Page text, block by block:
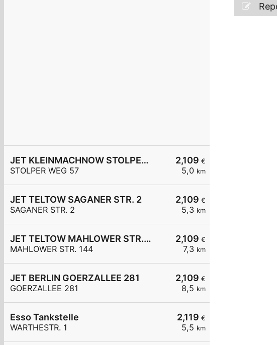
2,109 €
5,0 km
JET KLEINMACHNOW STOLPER WEG 57
STOLPER WEG 57
2,109 €
5,3 km
JET TELTOW SAGANER STR. 2
SAGANER STR. 2
2,109 €
7,3 km
JET TELTOW MAHLOWER STR. 144
MAHLOWER STR. 144
2,109 €
8,5 km
JET BERLIN GOERZALLEE 281
GOERZALLEE 281
2,119 €
5,5 km
Esso Tankstelle
WARTHESTR. 1